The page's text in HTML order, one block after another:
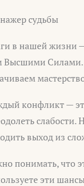
судьбы
в нашей жизни
Высшими Силами.
конфликт —
выход из
понимать, что
эти